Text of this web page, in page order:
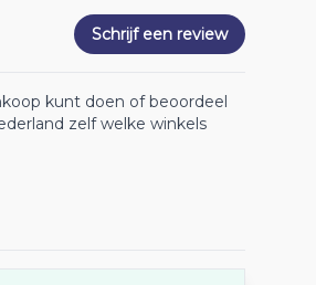
Schrijf een review
kunt doen of beoordeel
zelf welke winkels